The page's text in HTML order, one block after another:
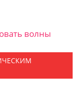
волны